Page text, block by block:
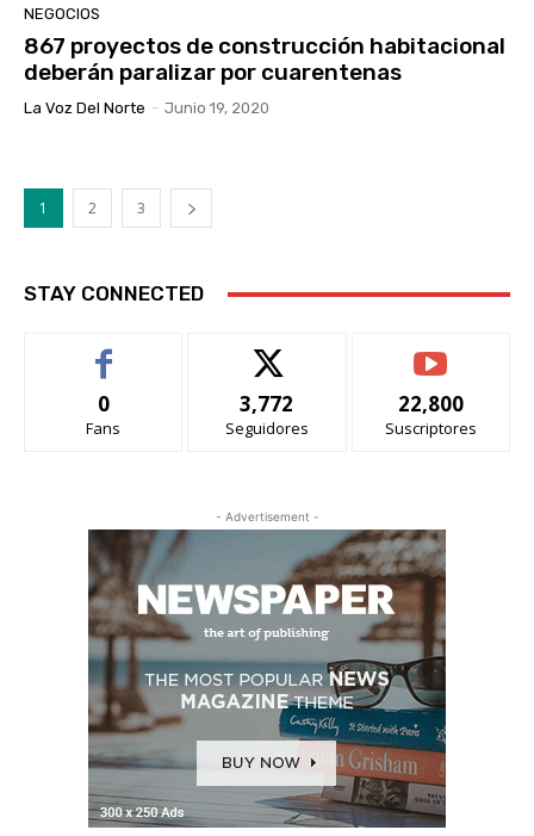
NEGOCIOS
867 proyectos de construcción habitacional
deberán paralizar por cuarentenas
La Voz Del Norte - Junio 19, 2020
1 2 3
STAY CONNECTED
0
Fans
3,772
Seguidores
22,800
Suscriptores
- Advertisement -